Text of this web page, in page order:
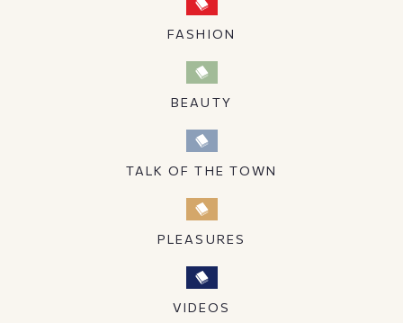
FASHION
BEAUTY
TALK OF THE TOWN
PLEASURES
VIDEOS